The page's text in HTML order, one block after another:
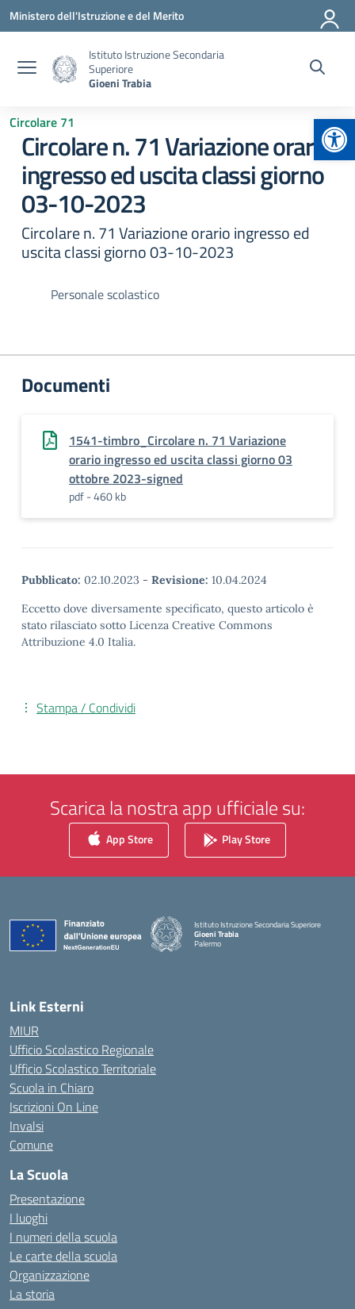
Vai ai contenuti
Vai al menu di navigazione
Vai al footer
Ministero dell'Istruzione e del Merito
Istituto Istruzione Secondaria
Superiore
Gioeni Trabia
Circolare 71
Circolare n. 71 Variazione orario
ingresso ed uscita classi giorno
03-10-2023
Circolare n. 71 Variazione orario ingresso ed
uscita classi giorno 03-10-2023
Personale scolastico
Documenti
1541-timbro_Circolare n. 71 Variazione
orario ingresso ed uscita classi giorno 03
ottobre 2023-signed
pdf - 460 kb
Pubblicato: 02.10.2023 - Revisione: 10.04.2024
Eccetto dove diversamente specificato, questo articolo è
stato rilasciato sotto Licenza Creative Commons
Attribuzione 4.0 Italia.
Stampa / Condividi
Scarica la nostra app ufficiale su:
App Store Play Store
Istituto Istruzione Secondaria Superiore
Gioeni Trabia
Palermo
Link Esterni
MIUR
Ufficio Scolastico Regionale
Ufficio Scolastico Territoriale
Scuola in Chiaro
Iscrizioni On Line
Invalsi
Comune
La Scuola
Presentazione
I luoghi
I numeri della scuola
Le carte della scuola
Organizzazione
La storia